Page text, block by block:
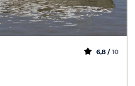
6,8 / 10